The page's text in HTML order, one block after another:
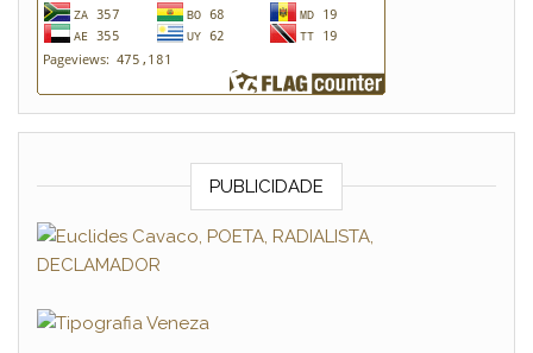
PUBLICIDADE